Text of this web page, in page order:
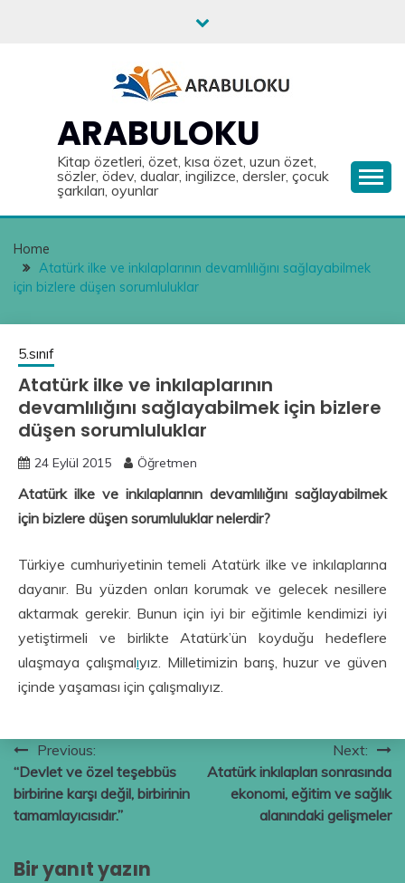
ARABULOKU
Kitap özetleri, özet, kısa özet, uzun özet,
sözler, ödev, dualar, ingilizce, dersler, çocuk
şarkıları, oyunlar
Home
Atatürk ilke ve inkılaplarının devamlılığını sağlayabilmek
için bizlere düşen sorumluluklar
5.sınıf
Atatürk ilke ve inkılaplarının
devamlılığını sağlayabilmek için bizlere
düşen sorumluluklar
24 Eylül 2015 Öğretmen
Atatürk ilke ve inkılaplarının devamlılığını sağlayabilmek
için bizlere düşen sorumluluklar nelerdir?
Türkiye cumhuriyetinin temeli Atatürk ilke ve inkılaplarına
dayanır. Bu yüzden onları korumak ve gelecek nesillere
aktarmak gerekir. Bunun için iyi bir eğitimle kendimizi iyi
yetiştirmeli ve birlikte Atatürk’ün koyduğu hedeflere
ulaşmaya çalışmalıyız. Milletimizin barış, huzur ve güven
içinde yaşaması için çalışmalıyız.
Yazı
gezinmesi
Previous:
“Devlet ve özel teşebbüs
birbirine karşı değil, birbirinin
tamamlayıcısıdır.”
Next:
Atatürk inkılapları sonrasında
ekonomi, eğitim ve sağlık
alanındaki gelişmeler
Bir yanıt yazın